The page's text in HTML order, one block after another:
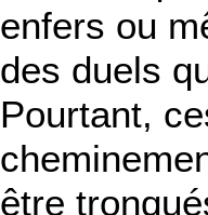
enfers ou
des duels
Pourtant,
être